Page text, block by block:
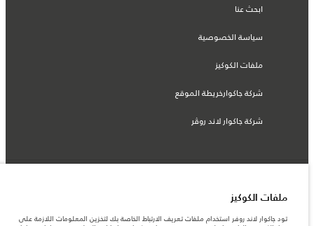
ابحث عنا
سياسة الخصوصية
ملفات الكوكيز
شركة جاكوارخريطة الموقع
شركة جاكوار لاند روڤر
السعودية, محمد يوسف ناغي للسيارات
ملفات الكوكيز
تود جاكوار لاند روفر استخدام ملفات تعريف الارتباط الخاصة بك لتخزين المعلومات اللازمة على